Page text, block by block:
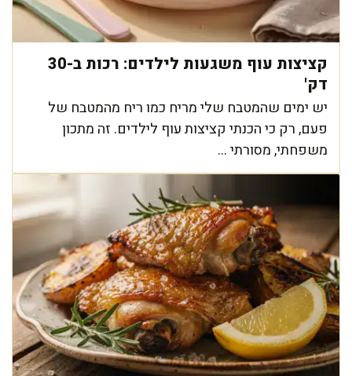
קציצות עוף משגעות לילדים: רכות ב-30
דק'
יש ימים שהמטבח שלי מריח כמו ריח מהמטבח של
פעם, רק כי הכנתי קציצות עוף לילדים. זה מתכון
משפחתי, מסורתי ...